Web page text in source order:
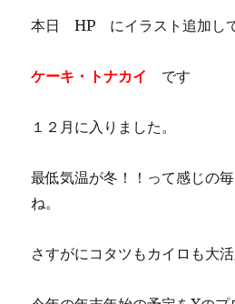
本日 HP にイラスト追加し
ケーキ・トナカイ です
１２月に入りました。
最低気温が冬！！って感じの
ね。
さすがにコタツもカイロも大活